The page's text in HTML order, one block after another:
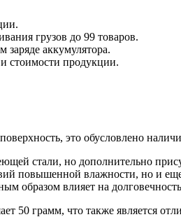
грузов до 99 товаров.
заряде аккумулятора.
стоимости продукции.
это обусловлено
стали, но дополнительно
повышенной влажности, но и
образом влияет на
50 грамм, что также является